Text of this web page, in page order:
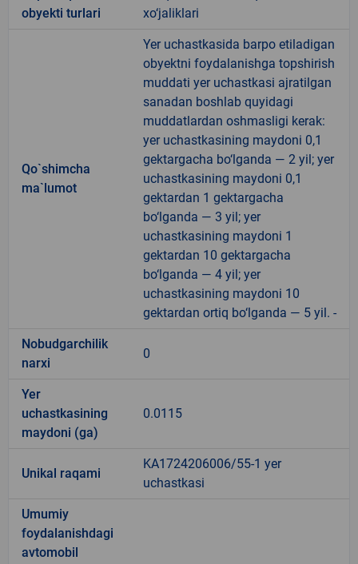
obyekti turlari
xo‘jaliklari
Qo`shimcha
ma`lumot
Yer uchastkasida barpo etiladigan
obyektni foydalanishga topshirish
muddati yer uchastkasi ajratilgan
sanadan boshlab quyidagi
muddatlardan oshmasligi kerak:
yer uchastkasining maydoni 0,1
gektargacha bo‘lganda — 2 yil; yer
uchastkasining maydoni 0,1
gektardan 1 gektargacha
bo‘lganda — 3 yil; yer
uchastkasining maydoni 1
gektardan 10 gektargacha
bo‘lganda — 4 yil; yer
uchastkasining maydoni 10
gektardan ortiq bo‘lganda — 5 yil. -
Nobudgarchilik
narxi
0
Yer
uchastkasining
maydoni (ga)
0.0115
Unikal raqami
KA1724206006/55-1 yer
uchastkasi
Umumiy
foydalanishdagi
avtomobil